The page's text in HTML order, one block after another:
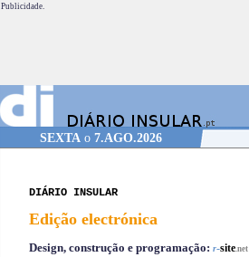
Publicidade.
SEXTAo 7.AGO.2026
DIÁRIO INSULAR
Edição electrónica
Design, construção e programação: r-site.net